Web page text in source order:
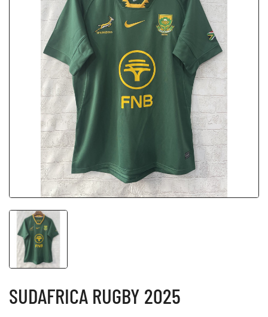
SUDAFRICA RUGBY 2025